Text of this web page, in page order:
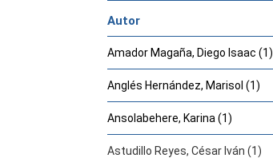
Autor
Amador Magaña, Diego Isaac (1)
Anglés Hernández, Marisol (1)
Ansolabehere, Karina (1)
Astudillo Reyes, César Iván (1)